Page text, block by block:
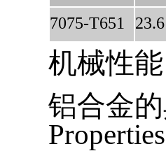
7075-T651
23.6
机械性能
铝合金